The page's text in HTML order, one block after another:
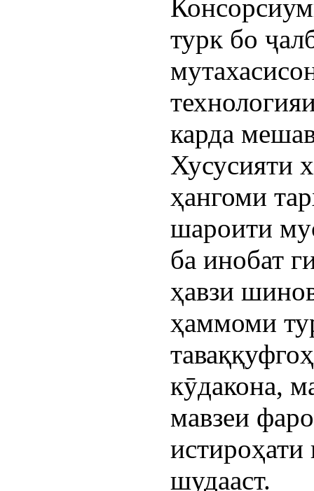
турк бо
карда
Хусусияти
ҳангоми
шароити
ба инобат
ҳавзи
ҳаммоми
кӯдакона,
мавзеи
шудааст.